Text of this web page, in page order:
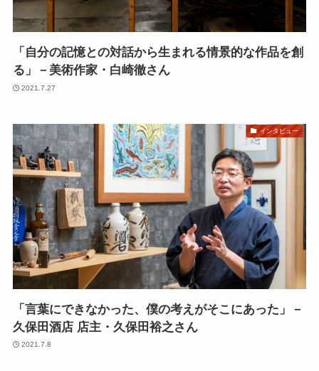
「自分の記憶との対話から生まれる情景的な作品を創
る」－美術作家・白崎徹さん
2021.7.27
インタビュー
「言葉にできなかった、僕の考えがそこにあった」－
久保田酒店 店主・久保田裕之さん
2021.7.8